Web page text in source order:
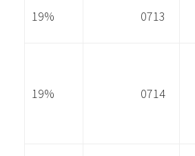
19% 0713
19% 0714